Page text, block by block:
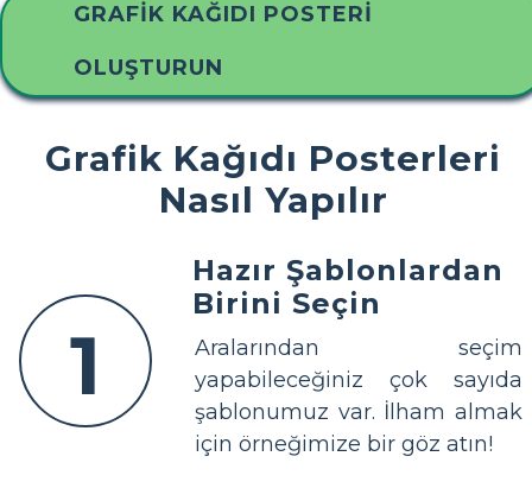
GRAFIK KAĞIDI POSTERI
OLUŞTURUN
Grafik Kağıdı Posterleri
Nasıl Yapılır
1
Hazır Şablonlardan
Birini Seçin
Aralarından seçim
yapabileceğiniz çok sayıda
şablonumuz var. İlham almak
için örneğimize bir göz atın!